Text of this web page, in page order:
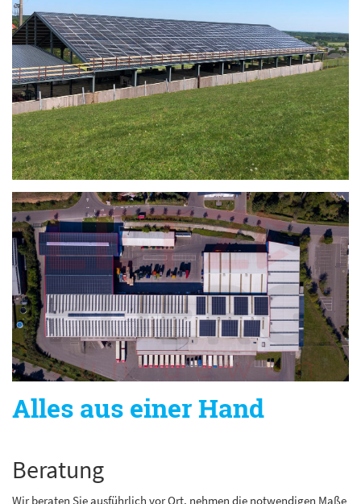
Alles aus einer Hand
Beratung
Wir beraten Sie ausführlich vor Ort, nehmen die notwendigen Maße